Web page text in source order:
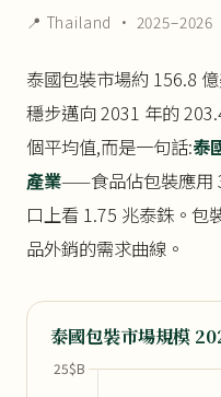
📍 Thailand · 2025–2026
泰國包裝市場約 156.8
穩步邁向 2031 年的
個平均值,而是一句話:泰
產業——食品佔包裝應用
口上看 1.75 兆泰銖。包
品外銷的需求曲線。
泰國包裝市場規模